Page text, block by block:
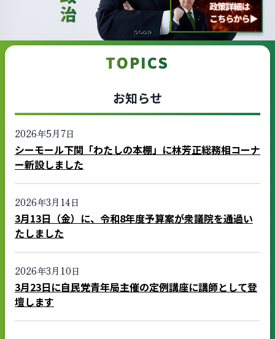
TOPICS
お知らせ
2026年5月7日
シーモール下関「わたしの本棚」に林芳正総務相コーナ
ー新設しました
2026年3月14日
3月13日（金）に、令和8年度予算案が衆議院を通過い
たしました
2026年3月10日
3月23日に自民党青年局主催の定例講座に講師として登
壇します